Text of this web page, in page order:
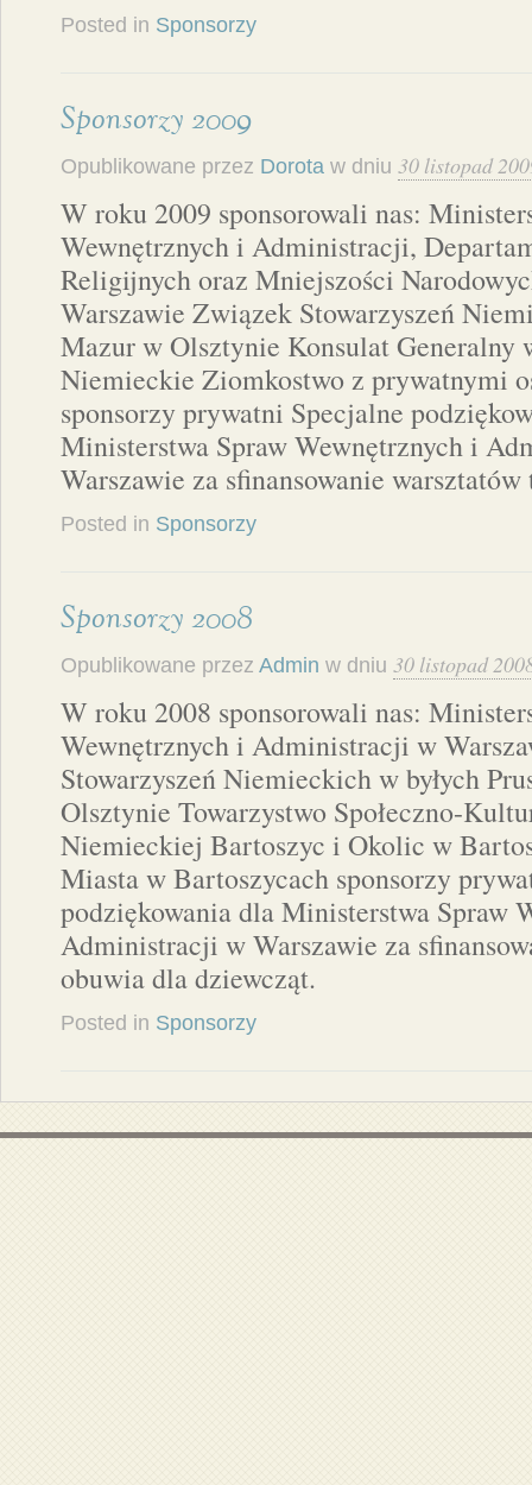
Posted in Sponsorzy
Sponsorzy 2009
Opublikowane przez Dorota w dniu 30 listopad
W roku 2009 sponsorowali nas:
Wewnętrznych i Administracji,
Religijnych oraz Mniejszości
Warszawie Związek Stowarzyszeń
Mazur w Olsztynie Konsulat Generalny
Niemieckie Ziomkostwo z prywatnymi
sponsorzy prywatni Specjalne
Ministerstwa Spraw Wewnętrznych i
Warszawie za sfinansowanie
Posted in Sponsorzy
Sponsorzy 2008
Opublikowane przez Admin w dniu 30 listopad
W roku 2008 sponsorowali nas:
Wewnętrznych i Administracji w
Stowarzyszeń Niemieckich w byłych
Olsztynie Towarzystwo Społeczno-
Niemieckiej Bartoszyc i Okolic w
Miasta w Bartoszycach sponsorzy
podziękowania dla Ministerstwa Spraw
Administracji w Warszawie za
obuwia dla dziewcząt.
Posted in Sponsorzy